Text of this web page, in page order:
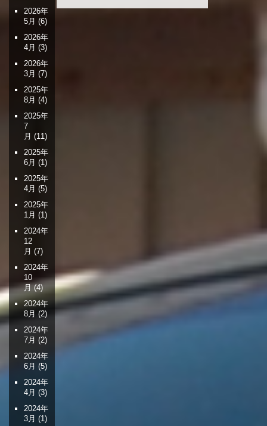
シ
2026年
5月 (6)
2026年
4月 (3)
2026年
3月 (7)
2025年
8月 (4)
2025年
7
月 (11)
2025年
6月 (1)
2025年
4月 (5)
2025年
1月 (1)
2024年
12
月 (7)
2024年
10
月(4)
2024年
8月 (2)
2024年
7月 (2)
2024年
6月 (5)
2024年
4月 (3)
2024年
3月 (1)